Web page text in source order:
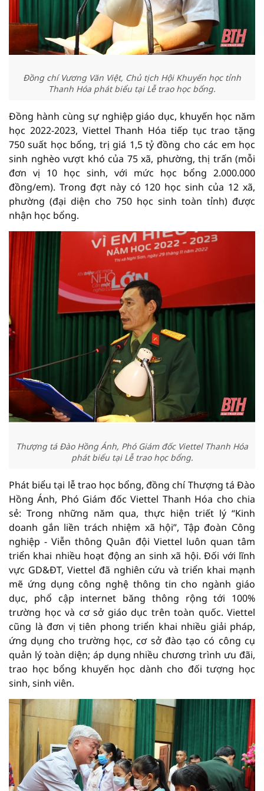
Đồng chí Vương Văn Việt, Chủ tịch Hội Khuyến học tỉnh
Thanh Hóa phát biểu tại Lễ trao học bổng.
Đồng hành cùng sự nghiệp giáo dục, khuyến học năm
học 2022-2023, Viettel Thanh Hóa tiếp tục trao tặng
750 suất học bổng, trị giá 1,5 tỷ đồng cho các em học
sinh nghèo vượt khó của 75 xã, phường, thị trấn (mỗi
đơn vị 10 học sinh, với mức học bổng 2.000.000
đồng/em). Trong đợt này có 120 học sinh của 12 xã,
phường (đại diện cho 750 học sinh toàn tỉnh) được
nhận học bổng.
Thượng tá Đào Hồng Ánh, Phó Giám đốc Viettel Thanh Hóa
phát biểu tại Lễ trao học bổng.
Phát biểu tại lễ trao học bổng, đồng chí Thượng tá Đào
Hồng Ánh, Phó Giám đốc Viettel Thanh Hóa cho chia
sẻ: Trong những năm qua, thực hiện triết lý “Kinh
doanh gắn liền trách nhiệm xã hội”, Tập đoàn Công
nghiệp - Viễn thông Quân đội Viettel luôn quan tâm
triển khai nhiều hoạt động an sinh xã hội. Đối với lĩnh
vực GD&ĐT, Viettel đã nghiên cứu và triển khai mạnh
mẽ ứng dụng công nghệ thông tin cho ngành giáo
dục, phổ cập internet băng thông rộng tới 100%
trường học và cơ sở giáo dục trên toàn quốc. Viettel
cũng là đơn vị tiên phong triển khai nhiều giải pháp,
ứng dụng cho trường học, cơ sở đào tạo có công cụ
quản lý toàn diện; áp dụng nhiều chương trình ưu đãi,
trao học bổng khuyến học dành cho đối tượng học
sinh, sinh viên.